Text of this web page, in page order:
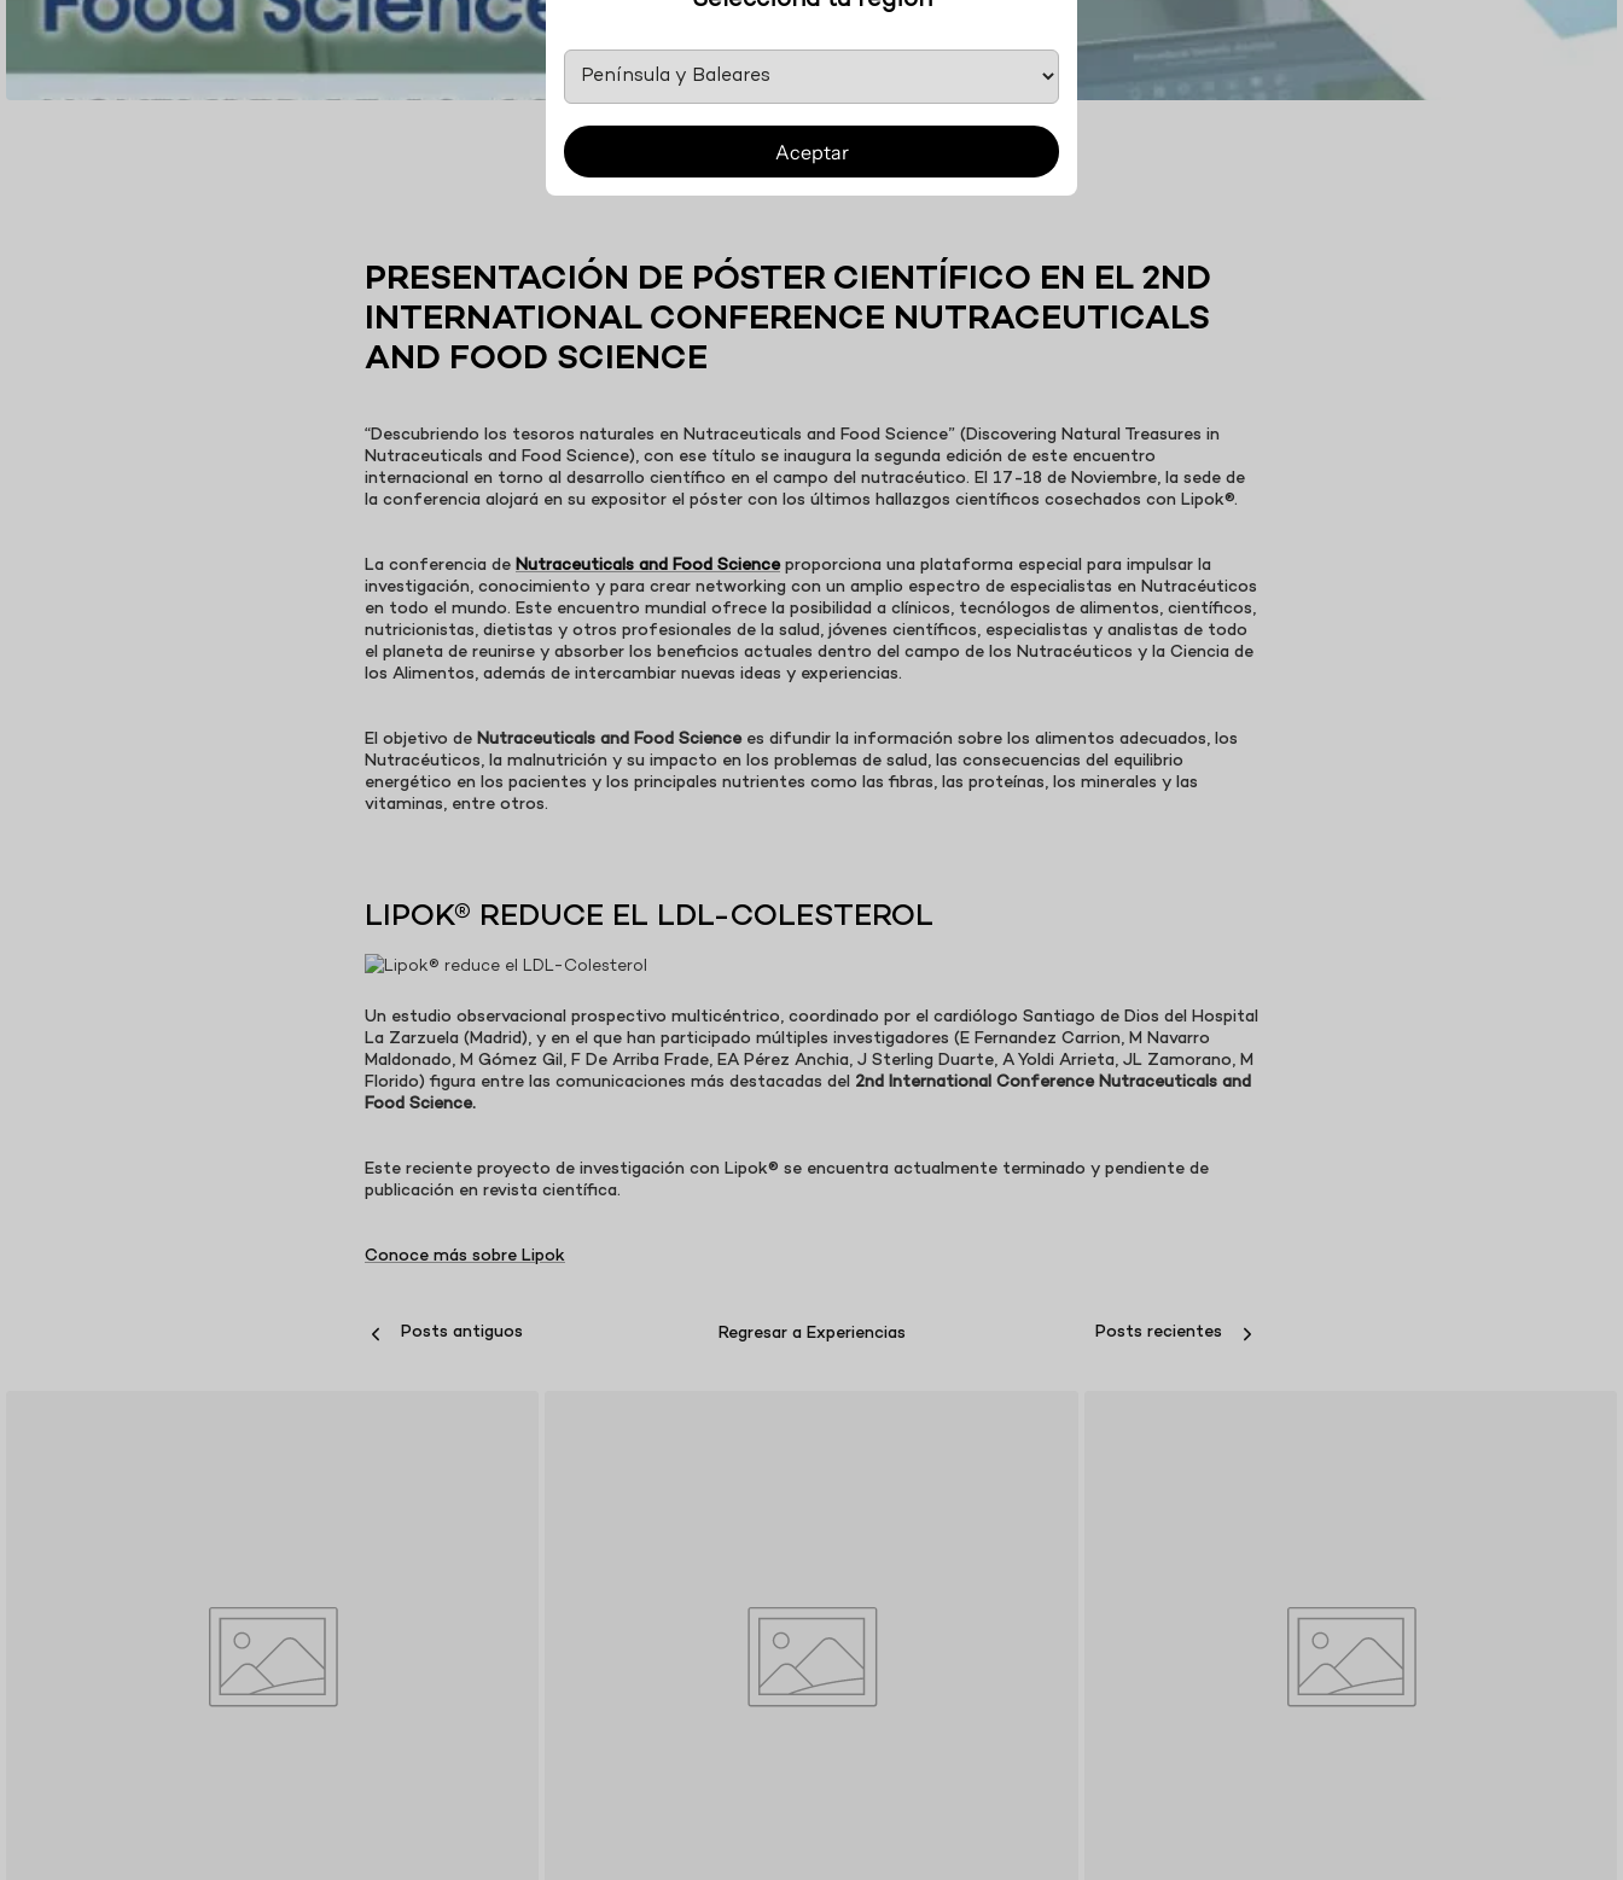
Aceptar
LIPOK® EN PARÍS
PRESENTACIÓN DE PÓSTER CIENTÍFICO EN EL 2ND
INTERNATIONAL CONFERENCE NUTRACEUTICALS
AND FOOD SCIENCE
“Descubriendo los tesoros naturales en Nutraceuticals and Food Science” (Discovering Natural Treasures in
Nutraceuticals and Food Science), con ese título se inaugura la segunda edición de este encuentro
internacional en torno al desarrollo científico en el campo del nutracéutico. El 17-18 de Noviembre, la sede de
la conferencia alojará en su expositor el póster con los últimos hallazgos científicos cosechados con Lipok®.
La conferencia de Nutraceuticals and Food Scienceproporciona una plataforma especial para impulsar la
investigación, conocimiento y para crear networking con un amplio espectro de especialistas en Nutracéuticos
en todo el mundo. Este encuentro mundial ofrece la posibilidad a clínicos, tecnólogos de alimentos, científicos,
nutricionistas, dietistas y otros profesionales de la salud, jóvenes científicos, especialistas y analistas de todo
el planeta de reunirse y absorber los beneficios actuales dentro del campo de los Nutracéuticos y la Ciencia de
los Alimentos, además de intercambiar nuevas ideas y experiencias.
El objetivo de Nutraceuticals and Food Sciencees difundir la información sobre los alimentos adecuados, los
Nutracéuticos, la malnutrición y su impacto en los problemas de salud, las consecuencias del equilibrio
energético en los pacientes y los principales nutrientes como las fibras, las proteínas, los minerales y las
vitaminas, entre otros.
LIPOK® REDUCE EL LDL-COLESTEROL
Un estudio observacional prospectivo multicéntrico, coordinado por el cardiólogo Santiago de Dios del Hospital
La Zarzuela (Madrid), y en el que han participado múltiples investigadores (E Fernandez Carrion, M Navarro
Maldonado, M Gómez Gil, F De Arriba Frade, EA Pérez Anchia, J Sterling Duarte, A Yoldi Arrieta, JL Zamorano, M
Florido) figura entre las comunicaciones más destacadas del 2nd International Conference Nutraceuticals and
Food Science.
Este reciente proyecto de investigación con Lipok® se encuentra actualmente terminado y pendiente de
publicación en revista científica.
Conoce más sobre Lipok
Posts antiguos Regresar a Experiencias Posts recientes